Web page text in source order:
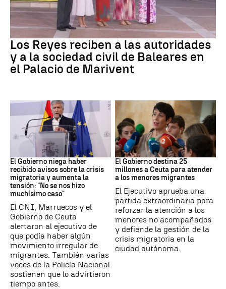
Los Reyes reciben a las autoridades
y a la sociedad civil de Baleares en
el Palacio de Marivent
El Gobierno niega haber
recibido avisos sobre la crisis
migratoria y aumenta la
tensión: "No se nos hizo
muchísimo caso"
El CNI, Marruecos y el
Gobierno de Ceuta
alertaron al ejecutivo de
que podía haber algún
movimiento irregular de
migrantes. También varias
voces de la Policía Nacional
sostienen que lo advirtieron
tiempo antes.
Crisis migratoria
El Gobierno destina 25
millones a Ceuta para atender
a los menores migrantes
El Ejecutivo aprueba una
partida extraordinaria para
reforzar la atención a los
menores no acompañados
y defiende la gestión de la
crisis migratoria en la
ciudad autónoma.